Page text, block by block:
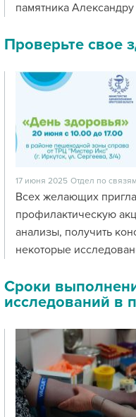
памятника Александру
Проверьте свое
17 июня 2025 Отдел по
Всех желающих
профилактическую
анализы, получить
некоторые
Сроки
исследований в